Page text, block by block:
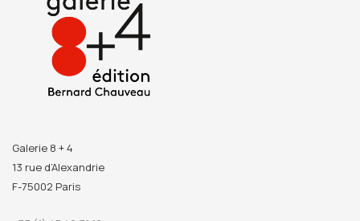
Galerie 8 + 4
13 rue d’Alexandrie
F-75002 Paris